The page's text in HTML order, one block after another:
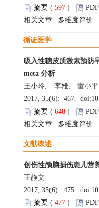
摘要 ( 597 ) PDF
相关文章
多维度评价
循证医学
吸入性糖皮质激素预防
meta 分析
王小玲, 李雄, 雷小
2017, 35(6): 467. doi:
摘要 ( 648 ) PDF
相关文章
多维度评价
文献综述
创伤性颅脑损伤患儿营
王静文
2017, 35(6): 475. doi:
摘要 ( 477 ) PDF